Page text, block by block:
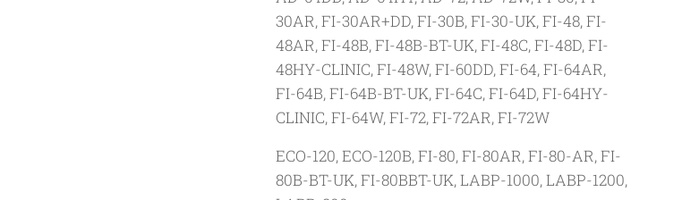
30AR, FI-30AR+DD, FI-30B, FI-30-UK, FI-48, FI-
48AR, FI-48B, FI-48B-BT-UK, FI-48C, FI-48D, FI-
48HY-CLINIC, FI-48W, FI-60DD, FI-64, FI-64AR,
FI-64B, FI-64B-BT-UK, FI-64C, FI-64D, FI-64HY-
CLINIC, FI-64W, FI-72, FI-72AR, FI-72W
ECO-120, ECO-120B, FI-80, FI-80AR, FI-80-AR, FI-
80B-BT-UK, FI-80BBT-UK, LABP-1000, LABP-1200,